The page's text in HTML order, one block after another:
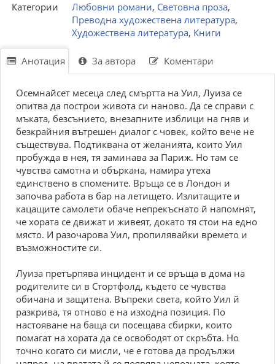
Категории
Любовни романи, Световна проза,
Преводна художествена литература,
Художествена литература, Книги
Анотация За автора Коментари
Осемнайсет месеца след смъртта на Уил, Луиза се
опитва да построи живота си наново. Да се справи с
мъката, безсънието, внезапните изблици на гняв и
безкрайния вътрешен диалог с човек, който вече не
съществува. Подтиквана от желанията, които Уил
пробужда в нея, тя заминава за Париж. Но там се
чувства самотна и объркана, намира утеха
единствено в спомените. Връща се в Лондон и
започва работа в бар на летището. Излитащите и
кацащите самолети обаче непрекъснато й напомнят,
че хората се движат и живеят, докато тя стои на едно
място. И разочарова Уил, пропилявайки времето и
възможностите си.
Луиза претърпява инцидент и се връща в дома на
родителите си в Стортфолд, където се чувства
обичана и защитена. Въпреки света, който Уил й
разкрива, тя отново е на изходна позиция. По
настояване на баща си посещава сбирки, които
помагат на хората да се освободят от скръбта. Но
точно когато си мисли, че е готова да продължи